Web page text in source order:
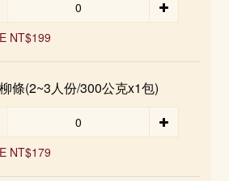
NT$199
條(2~3人份/300公克x1包)
NT$179